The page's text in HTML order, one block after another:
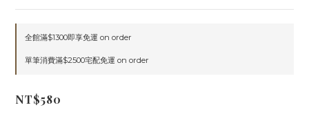
全館滿$1300即享免運 on order
單筆消費滿$2500宅配免運 on order
NT$580